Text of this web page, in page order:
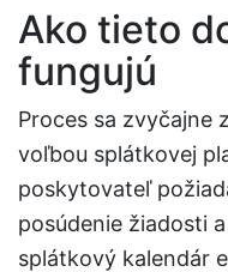
Ako tieto
fungujú
Proces sa zvyčajne
voľbou splátkovej
poskytovateľ
posúdenie žiadosti
splátkový kalendár